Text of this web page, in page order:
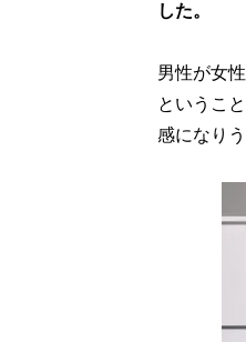
した。
男性が女
というこ
感になり